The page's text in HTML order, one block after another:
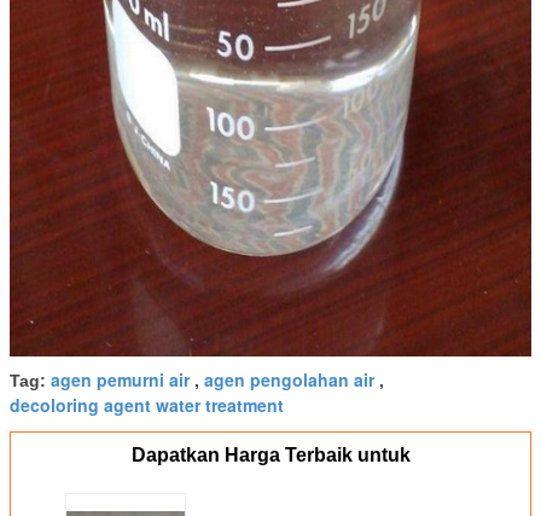
Tag: agen pemurni air, agen pengolahan air,
decoloring agent water treatment
Dapatkan Harga Terbaik untuk